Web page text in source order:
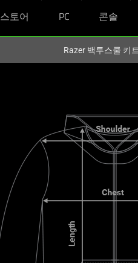
스토어 PC 콘솔
Razer 백투스쿨 키